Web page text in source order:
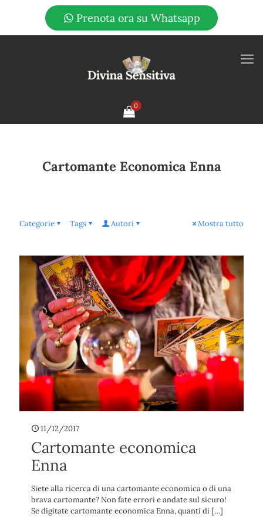
Prenota ora su Whatsapp
0
Cartomante Economica Enna
Categorie Tags Autori Mostra tutto
11/12/2017
Cartomante economica
Enna
Siete alla ricerca di una cartomante economica o di una
brava cartomante? Non fate errori e andate sul sicuro!
Se digitate cartomante economica Enna, quanti di […]